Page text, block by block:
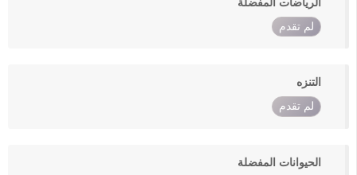
الرياضات المفضلة
لم تقدم
التنزه
لم تقدم
الحيوانات المفضلة